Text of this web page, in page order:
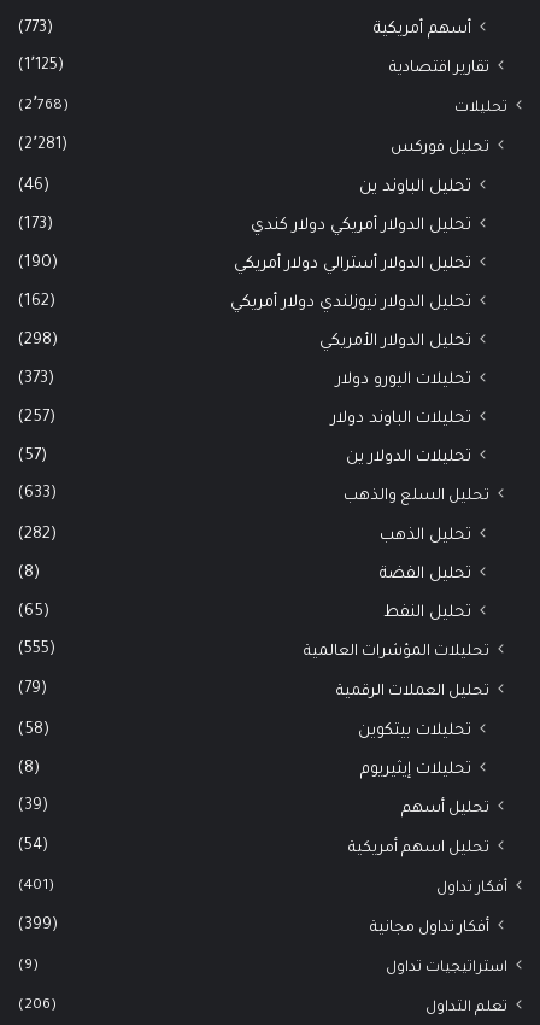
أسهم أمريكية (773)
تقارير اقتصادية (1٬125)
تحليلات (2٬768)
تحليل فوركس (2٬281)
تحليل الباوند ين (46)
تحليل الدولار أمريكي دولار كندي (173)
تحليل الدولار أسترالي دولار أمريكي (190)
تحليل الدولار نيوزلندي دولار أمريكي (162)
تحليل الدولار الأمريكي (298)
تحليلات اليورو دولار (373)
تحليلات الباوند دولار (257)
تحليلات الدولار ين (57)
تحليل السلع والذهب (633)
تحليل الذهب (282)
تحليل الفضة (8)
تحليل النفط (65)
تحليلات المؤشرات العالمية (555)
تحليل العملات الرقمية (79)
تحليلات بيتكوين (58)
تحليلات إيثيريوم (8)
تحليل أسهم (39)
تحليل اسهم أمريكية (54)
أفكار تداول (401)
أفكار تداول مجانية (399)
استراتيجيات تداول (9)
تعلم التداول (206)